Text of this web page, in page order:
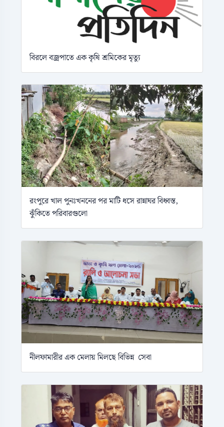
বিরলে বজ্রপাতে এক কৃষি শ্রমিকের মৃত্যু
রংপুরে খাল পুনঃখননের পর মাটি ধসে রান্নাঘর বিধ্বস্ত,
ঝুঁকিতে পরিবারগুলো
নীলফামারীর এক মেলায় মিলছে বিভিন্ন সেবা